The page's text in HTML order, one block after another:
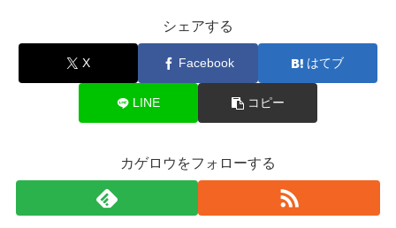
シェアする
X Facebook はてブ
LINE コピー
カゲロウをフォローする